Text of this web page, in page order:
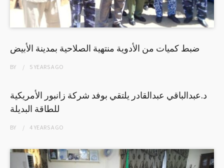
ضبط كميات من الأدوية منتهية الصلاحية بمدينة الأبيض
BY 5 YEARSAGO
د.عبدالباقي عبدالقادر يلتقي بوفد شركة زانبور الأمريكية
للطاقة البديلة
BY 4 YEARSAGO